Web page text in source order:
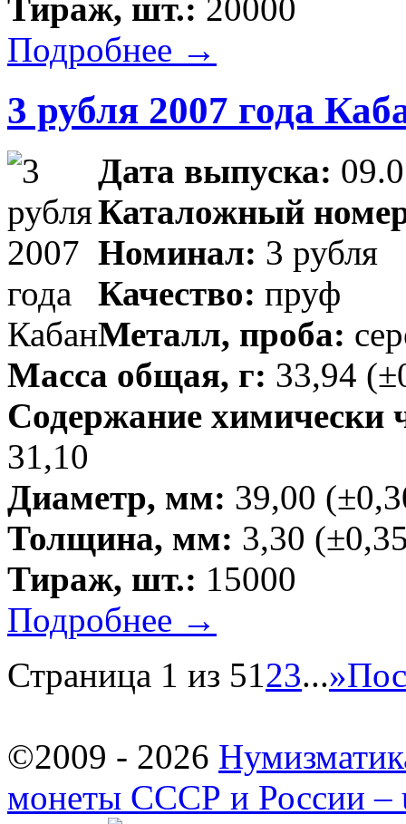
Тираж, шт.: 20000
Подробнее →
3 рубля 2007 года
Дата выпуска:
Каталожный
Номинал: 3 рубля
Качество: пруф
Металл, проба:
Масса общая, г: 33,94
Содержание химически
31,10
Диаметр, мм: 39,00
Толщина, мм: 3,30
Тираж, шт.: 15000
Подробнее →
Страница 1 из 5123...»
©2009 - 2026
монеты СССР и России –